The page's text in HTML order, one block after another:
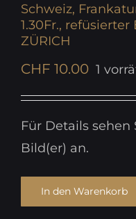
Schweiz,
1.30Fr.,
ZÜRICH
CHF 10.00 1
Für Details sehen
Bild(er) an.
In den Warenkorb